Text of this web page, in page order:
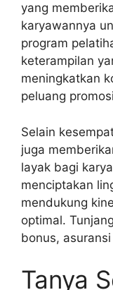
yang
karyawannya
program
keterampilan
meningkatkan
peluang
Selain
juga
layak bagi
menciptakan
mendukung
optimal.
bonus,
Tanya